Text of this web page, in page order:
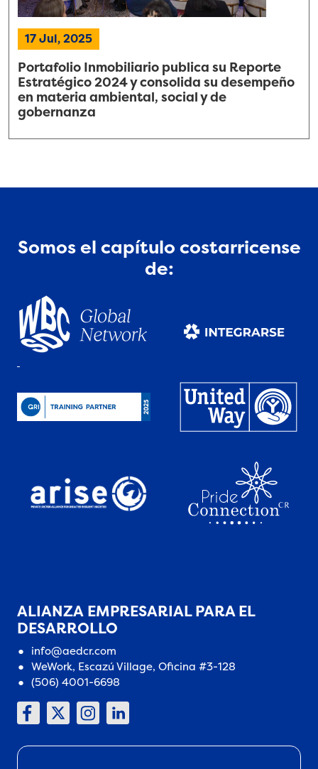
17 Jul, 2025
Portafolio Inmobiliario publica su Reporte
Estratégico 2024 y consolida su desempeño
en materia ambiental, social y de
gobernanza
Somos el capítulo costarricense
de:
ALIANZA EMPRESARIAL PARA EL
DESARROLLO
info@aedcr.com
WeWork, Escazú Village, Oficina #3-128
(506) 4001-6698